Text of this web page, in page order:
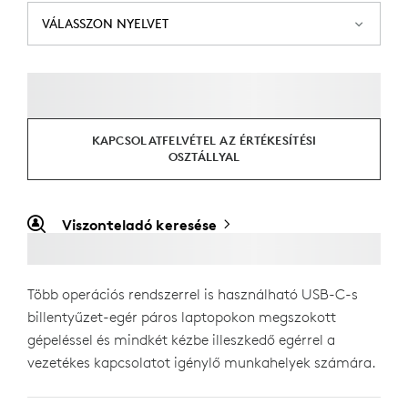
VÁLASSZON NYELVET
KAPCSOLATFELVÉTEL AZ ÉRTÉKESÍTÉSI
OSZTÁLLYAL
Viszonteladó keresése
Több operációs rendszerrel is használható USB-C-s
billentyűzet-egér páros laptopokon megszokott
gépeléssel és mindkét kézbe illeszkedő egérrel a
vezetékes kapcsolatot igénylő munkahelyek számára.